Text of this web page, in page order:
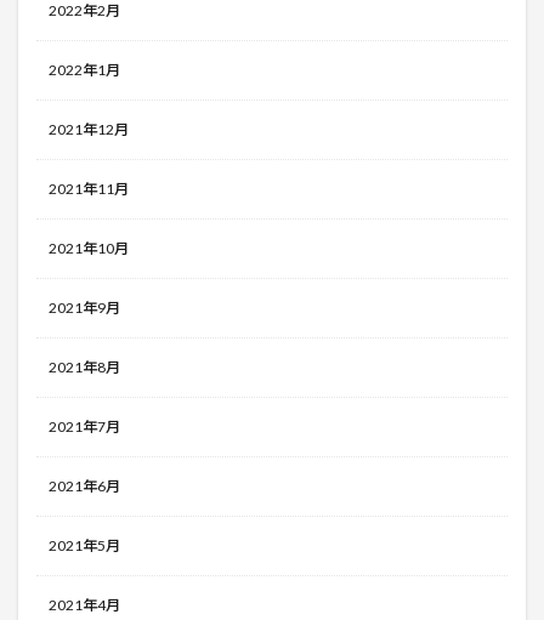
2022年2月
2022年1月
2021年12月
2021年11月
2021年10月
2021年9月
2021年8月
2021年7月
2021年6月
2021年5月
2021年4月